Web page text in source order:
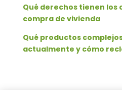
Qué derechos tienen los
compra de vivienda
Qué productos
actualmente y cómo